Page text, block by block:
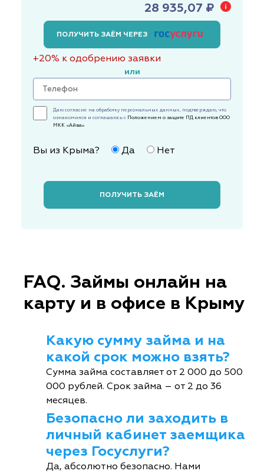
28 935,07 ₽
ПОЛУЧИТЬ ЗАЁМ ЧЕРЕЗ
+20% к одобрению заявки
или
Даю согласие на обработку персональных данных, подтверждаю, что
ознакомился и соглашаюсь с Положением о защите ПД клиентов ООО
МКК «Айва»
Вы из Крыма? Да Нет
ПОЛУЧИТЬ ЗАЁМ
FAQ. Займы онлайн на
карту и в офисе в Крыму
Какую сумму займа и на
какой срок можно взять?
Сумма займа составляет от 2 000 до 500
000 рублей. Срок займа – от 2 до 36
месяцев.
Безопасно ли заходить в
личный кабинет заемщика
через Госуслуги?
Да, абсолютно безопасно. Нами